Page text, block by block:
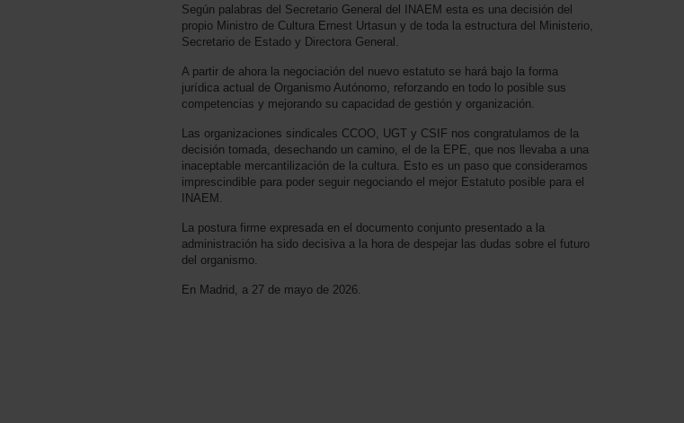
Según palabras del Secretario General del INAEM esta es una decisión del
propio Ministro de Cultura Ernest Urtasun y de toda la estructura del Ministerio,
Secretario de Estado y Directora General.
A partir de ahora la negociación del nuevo estatuto se hará bajo la forma
jurídica actual de Organismo Autónomo, reforzando en todo lo posible sus
competencias y mejorando su capacidad de gestión y organización.
Las organizaciones sindicales CCOO, UGT y CSIF nos congratulamos de la
decisión tomada, desechando un camino, el de la EPE, que nos llevaba a una
inaceptable mercantilización de la cultura. Esto es un paso que consideramos
imprescindible para poder seguir negociando el mejor Estatuto posible para el
INAEM.
La postura firme expresada en el documento conjunto presentado a la
administración ha sido decisiva a la hora de despejar las dudas sobre el futuro
del organismo.
En Madrid, a 27 de mayo de 2026.